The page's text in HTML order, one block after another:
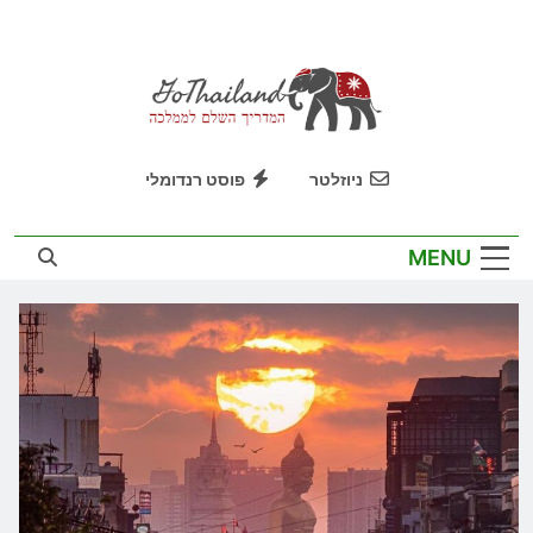
GoThailand
המדריך השלם לממלכה
ניוזלטר פוסט רנדומלי
MENU